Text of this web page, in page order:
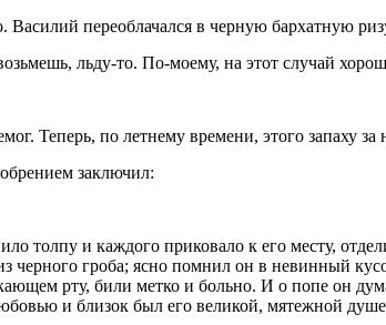
переоблачался в черную бархатную
льду-то. По-моему, на этот случай
Теперь, по летнему времени, этого запаху
заключил:
толпу и каждого приковало к его месту,
черного гроба; ясно помнил он в невинный
рту, били метко и больно. И о попе он
и близок был его великой, мятежной